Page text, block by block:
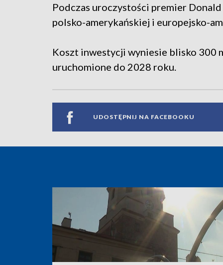
Podczas uroczystości premier
polsko-amerykańskiej i europejsko-
Koszt inwestycji wyniesie blisko 300
uruchomione do 2028 roku.
UDOSTĘPNIJ NA FACEBOOKU